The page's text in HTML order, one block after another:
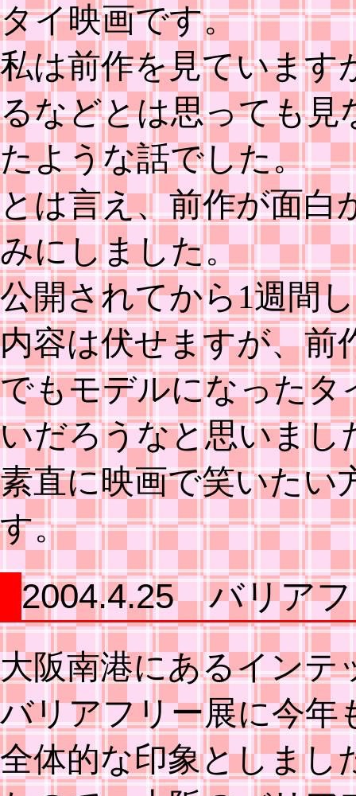
タイ映画です。
私は前作を見ています
るなどとは思っても見
たような話でした。
とは言え、前作が面白
みにしました。
公開されてから1週間
内容は伏せますが、前
でもモデルになったタ
いだろうなと思いまし
素直に映画で笑いたい
す。
2004.4.25 バリアフ
大阪南港にあるインテ
バリアフリー展に今年
全体的な印象としまし